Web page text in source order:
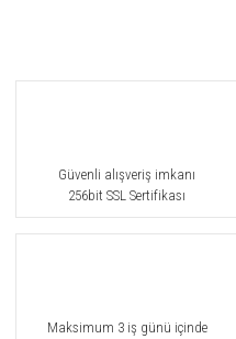
Güvenli alışveriş imkanı
256bit SSL Sertifikası
Maksimum 3 iş günü içinde